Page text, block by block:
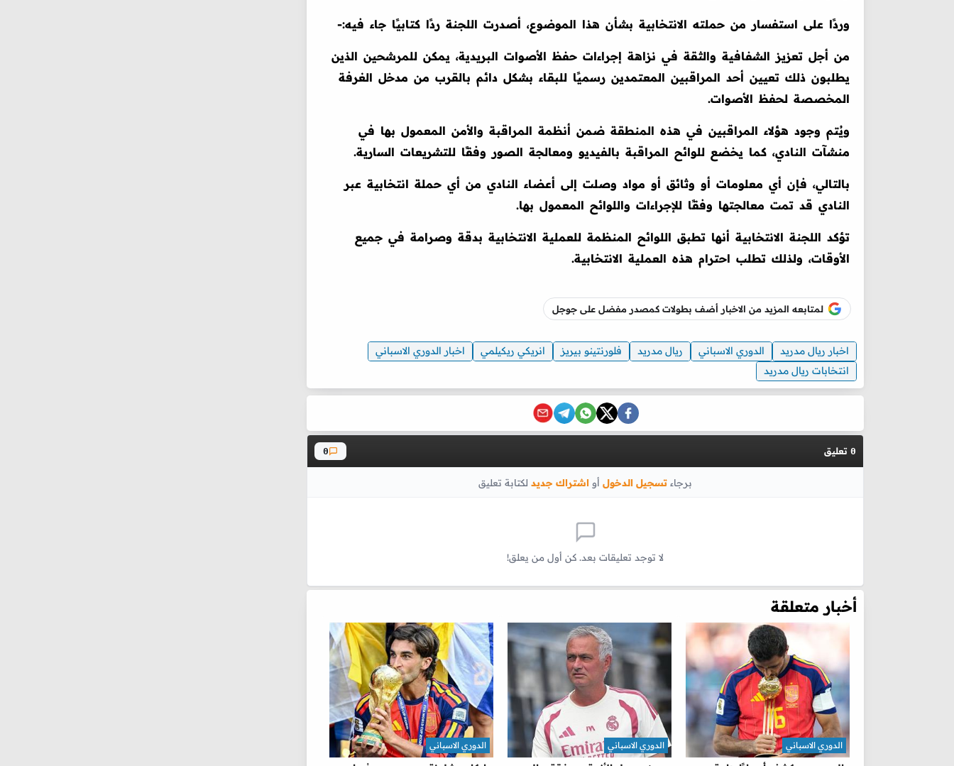
وردًا على استفسار من حملته الانتخابية بشأن هذا الموضوع، أصدرت اللجنة ردًا كتابيًا جاء فيه:-
من أجل تعزيز الشفافية والثقة في نزاهة إجراءات حفظ الأصوات البريدية، يمكن للمرشحين الذين
يطلبون ذلك تعيين أحد المراقبين المعتمدين رسميًا للبقاء بشكل دائم بالقرب من مدخل الغرفة
المخصصة لحفظ الأصوات.
ويُتم وجود هؤلاء المراقبين في هذه المنطقة ضمن أنظمة المراقبة والأمن المعمول بها في
منشآت النادي، كما يخضع للوائح المراقبة بالفيديو ومعالجة الصور وفقًا للتشريعات السارية.
بالتالي، فإن أي معلومات أو وثائق أو مواد وصلت إلى أعضاء النادي من أي حملة انتخابية عبر
النادي قد تمت معالجتها وفقًا للإجراءات واللوائح المعمول بها.
تؤكد اللجنة الانتخابية أنها تطبق اللوائح المنظمة للعملية الانتخابية بدقة وصرامة في جميع
الأوقات، ولذلك تطلب احترام هذه العملية الانتخابية.
لمتابعه المزيد من الاخبار أضف بطولات كمصدر مفضل على جوجل
اخبار ريال مدريد الدوري الاسباني ريال مدريد فلورنتينو بيريز انريكي ريكيلمي
اخبار الدوري الاسباني
انتخابات ريال مدريد
0 تعليق 0
برجاء تسجيل الدخول أو اشتراك جديد لكتابة تعليق
لا توجد تعليقات بعد. كن أول من يعلق!
أخبار متعلقة
الدوري الاسباني الدوري الاسباني الدوري الاسباني